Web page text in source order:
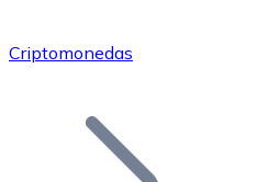
Únete a nuestra red de
Añade tu proyecto a
Criptomonedas